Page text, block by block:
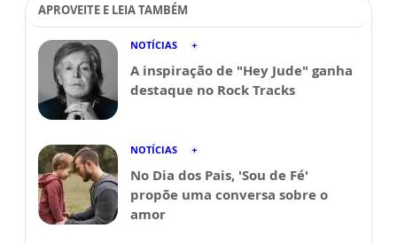
APROVEITE E LEIA TAMBÉM
NOTÍCIAS
A inspiração de "Hey Jude" ganha
destaque no Rock Tracks
NOTÍCIAS
No Dia dos Pais, 'Sou de Fé'
propõe uma conversa sobre o
amor